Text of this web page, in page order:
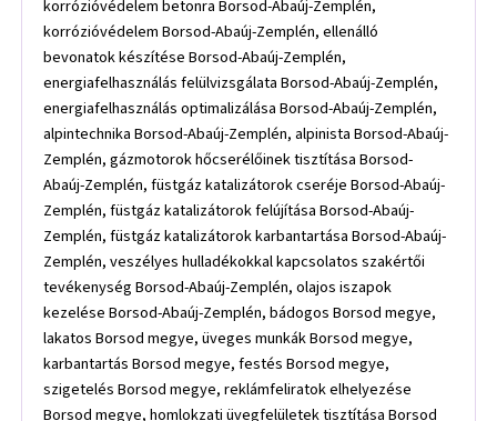
korrózióvédelem betonra Borsod-Abaúj-Zemplén,
korrózióvédelem Borsod-Abaúj-Zemplén, ellenálló
bevonatok készítése Borsod-Abaúj-Zemplén,
energiafelhasználás felülvizsgálata Borsod-Abaúj-Zemplén,
energiafelhasználás optimalizálása Borsod-Abaúj-Zemplén,
alpintechnika Borsod-Abaúj-Zemplén, alpinista Borsod-Abaúj-
Zemplén, gázmotorok hőcserélőinek tisztítása Borsod-
Abaúj-Zemplén, füstgáz katalizátorok cseréje Borsod-Abaúj-
Zemplén, füstgáz katalizátorok felújítása Borsod-Abaúj-
Zemplén, füstgáz katalizátorok karbantartása Borsod-Abaúj-
Zemplén, veszélyes hulladékokkal kapcsolatos szakértői
tevékenység Borsod-Abaúj-Zemplén, olajos iszapok
kezelése Borsod-Abaúj-Zemplén, bádogos Borsod megye,
lakatos Borsod megye, üveges munkák Borsod megye,
karbantartás Borsod megye, festés Borsod megye,
szigetelés Borsod megye, reklámfeliratok elhelyezése
Borsod megye, homlokzati üvegfelületek tisztítása Borsod